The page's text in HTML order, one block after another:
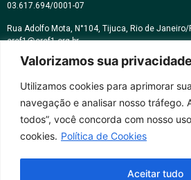
Valorizamos sua privacidade
Utilizamos cookies para aprimorar
navegação e analisar nosso tráfego.
todos”, você concorda com nosso
cookies. Política de Cookies
Aceitar tudo
03.617.694/0001-07
Rua Adolfo Mota, N°104, Tijuca, Rio de
cref1@cref1.org.br
Assessoria de comunicação:
Horários de atendimento:
Whatsapp: (21) 2569-2398